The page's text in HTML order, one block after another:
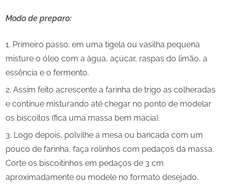
Modo de preparo:
Primeiro passo: em uma tigela ou vasilha pequena
misture o óleo com a água, açúcar, raspas do limão, a
essência e o fermento.
Assim feito acrescente a farinha de trigo as colheradas
e continue misturando até chegar no ponto de modelar
os biscoitos (fica uma massa bem macia).
Logo depois, polvilhe a mesa ou bancada com um
pouco de farinha, faça rolinhos com pedaços da massa.
Corte os biscoitinhos em pedaços de 3 cm
aproximadamente ou modele no formato desejado.